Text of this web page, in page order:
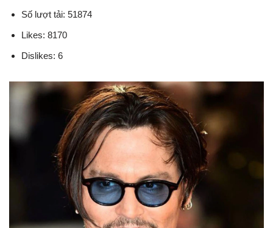
Số lượt tải: 51874
Likes: 8170
Dislikes: 6